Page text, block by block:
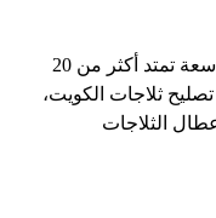
بخبرة واسعة تمتد أكثر من 20
ثلاجات الكويت،
الثلاجات